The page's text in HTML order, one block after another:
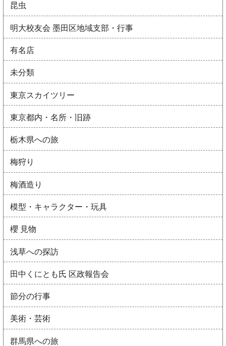
昆虫
明大校友会 墨田区地域支部・行事
有名店
未分類
東京スカイツリー
東京都内・名所・旧跡
栃木県への旅
梅狩り
梅酒造り
模型・キャラクター・玩具
櫻 見物
浅草への探訪
田中くにとも氏 区政報告会
節分の行事
美術・芸術
群馬県への旅